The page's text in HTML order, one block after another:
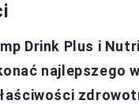
Drink Plus i
najlepszego